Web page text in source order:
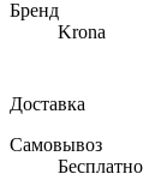
Бренд
Krona
Доставка
Самовывоз
Бесплатно